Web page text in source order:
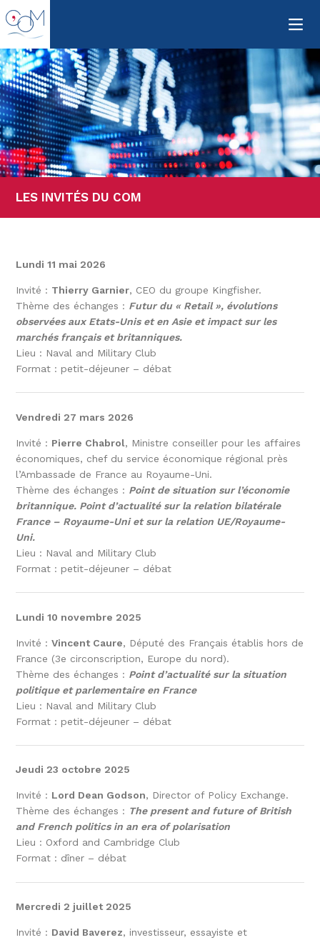
LES INVITÉS DU COM
Lundi 11 mai 2026
Invité : Thierry Garnier, CEO du groupe Kingfisher.
Thème des échanges : Futur du « Retail », évolutions
observées aux Etats-Unis et en Asie et impact sur les
marchés français et britanniques.
Lieu : Naval and Military Club
Format : petit-déjeuner – débat
Vendredi 27 mars 2026
Invité : Pierre Chabrol, Ministre conseiller pour les affaires
économiques, chef du service économique régional près
l’Ambassade de France au Royaume-Uni.
Thème des échanges : Point de situation sur l’économie
britannique. Point d’actualité sur la relation bilatérale
France – Royaume-Uni et sur la relation UE/Royaume-
Uni.
Lieu : Naval and Military Club
Format : petit-déjeuner – débat
Lundi 10 novembre 2025
Invité :Vincent Caure, Député des Français établis hors de
France (3e circonscription, Europe du nord).
Thème des échanges : Point d’actualité sur la situation
politique et parlementaire en France
Lieu : Naval and Military Club
Format : petit-déjeuner – débat
Jeudi 23 octobre 2025
Invité : Lord Dean Godson, Director of Policy Exchange.
Thème des échanges : The present and future of British
and French politics in an era of polarisation
Lieu : Oxford and Cambridge Club
Format : dîner – débat
Mercredi 2 juillet 2025
Invité : David Baverez, investisseur, essayiste et